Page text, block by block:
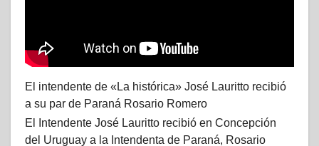
El intendente de «La histórica» José Lauritto recibió
a su par de Paraná Rosario Romero
El Intendente José Lauritto recibió en Concepción
del Uruguay a la Intendenta de Paraná, Rosario